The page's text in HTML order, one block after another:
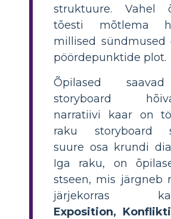
struktuure. Vahel
tõesti mõtlema
millised sündmused
pöördepunktide plot.
Õpilased
storyboard
narratiivi kaar on
raku storyboard
suure osa krundi
Iga raku, on
stseen, mis järgneb
järjekorras
Exposition,